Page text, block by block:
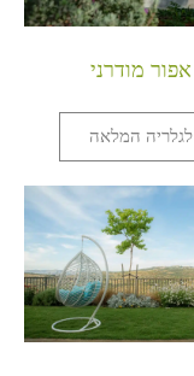
אפור מודרני
לגלריה המלאה